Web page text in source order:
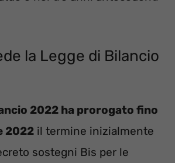
la Legge di Bilancio
2022 ha prorogato fino
2022 il termine inizialmente
sostegni Bis per le